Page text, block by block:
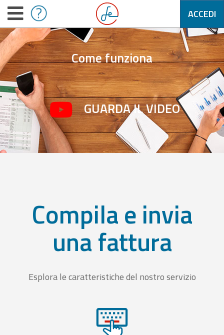
ACCEDI
Come funziona
GUARDA IL VIDEO
Compila e invia
una fattura
Esplora le caratteristiche del nostro servizio